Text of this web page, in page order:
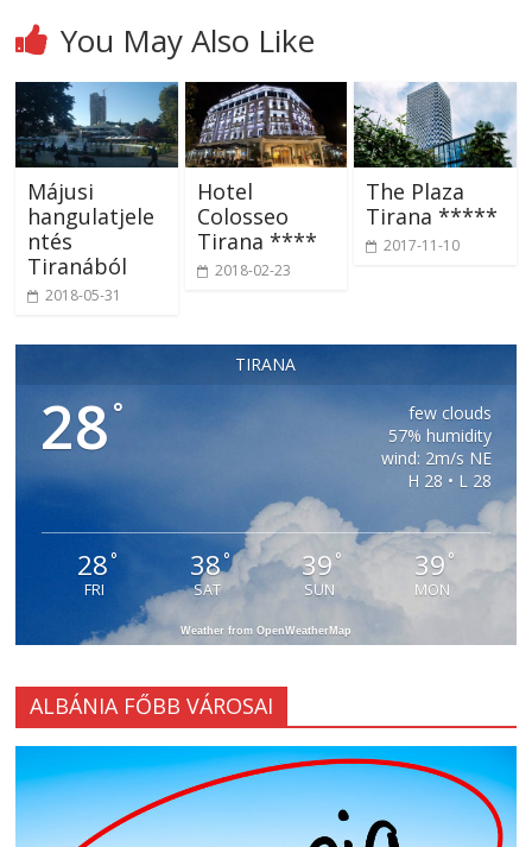
You May Also Like
Májusi
hangulatjele
ntés
Tiranából
2018-05-31
Hotel
Colosseo
Tirana ****
2018-02-23
The Plaza
Tirana *****
2017-11-10
TIRANA
28 °
few clouds
57% humidity
wind: 2m/s NE
H 28 • L 28
28°
FRI
38°
SAT
39 °
SUN
39 °
MON
Weather from OpenWeatherMap
ALBÁNIA FŐBB VÁROSAI